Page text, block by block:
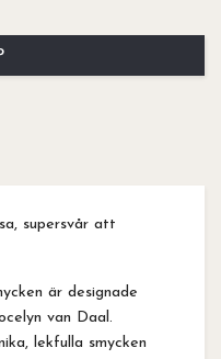
supersvår att
är designade
van Daal.
lekfulla smycken